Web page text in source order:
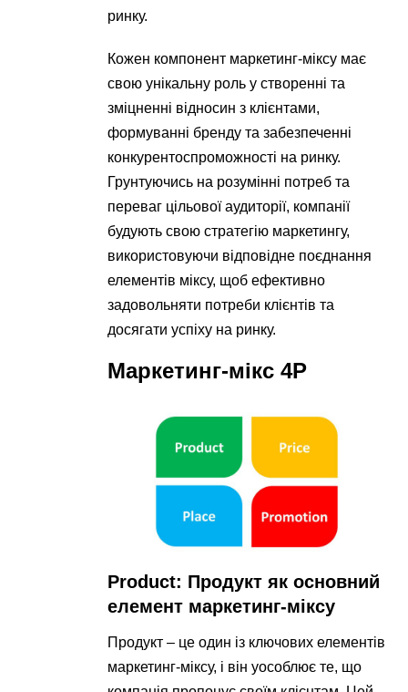
ринку.
Кожен компонент маркетинг-міксу має
свою унікальну роль у створенні та
зміцненні відносин з клієнтами,
формуванні бренду та забезпеченні
конкурентоспроможності на ринку.
Грунтуючись на розумінні потреб та
переваг цільової аудиторії, компанії
будують свою стратегію маркетингу,
використовуючи відповідне поєднання
елементів міксу, щоб ефективно
задовольняти потреби клієнтів та
досягати успіху на ринку.
Маркетинг-мікс 4P
Product: Продукт як основний
елемент маркетинг-міксу
Продукт – це один із ключових елементів
маркетинг-міксу, і він уособлює те, що